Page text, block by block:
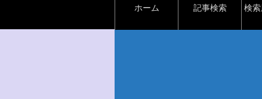
ホーム 記事検索 検